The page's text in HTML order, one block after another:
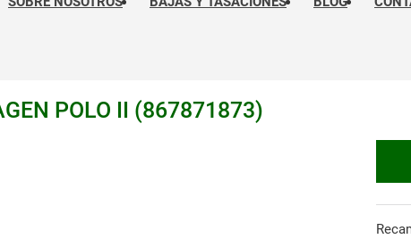
POLO II (867871873)